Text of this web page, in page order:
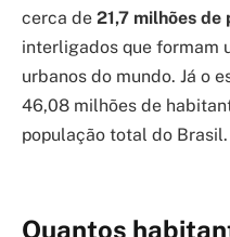
cerca de 21,7 milhões de
interligados que formam
urbanos do mundo. Já o
46,08 milhões de
população total do Brasil.
Quantos